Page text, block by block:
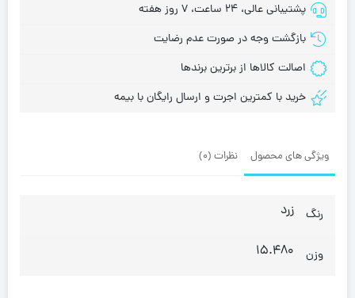
پشتیبانی عالی، 24 ساعت، 7 روز هفته
بازگشت وجه در صورت عدم رضایت
اصالت کالاها از برترین برندها
خرید با کمترین اجرت و ارسال رایگان با بیمه
ویژگی های محصول نظرات (0)
رنگ زرد
وزن 15.480